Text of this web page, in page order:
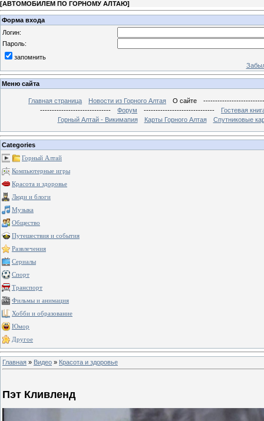
[АВТОМОБИЛЕМ ПО ГОРНОМУ АЛТАЮ]
Форма входа
Логин:
Пароль:
запомнить
Меню сайта
Главная страница Новости из Горного Алтая О сайте
------------------------------
Форум ------------------------------
Гостевая
Горный Алтай - Викимапия
Карты Горного Алтая Спутниковые
Categories
Горный Алтай
Компьютерные игры
Красота и здоровье
Люди и блоги
Музыка
Общество
Путешествия и события
Развлечения
Сериалы
Спорт
Транспорт
Фильмы и анимация
Хобби и образование
Юмор
Другое
Главная » Видео » Красота и здоровье
Пэт Кливленд